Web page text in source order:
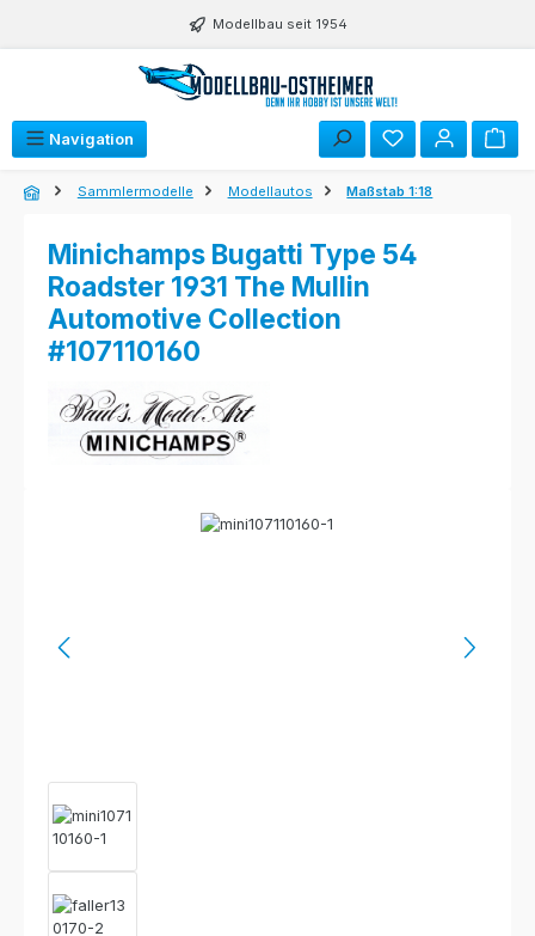
Zum Hauptinhalt springen Modellbau seit 1954
Navigation
Sammlermodelle Modellautos Maßstab 1:18
Minichamps Bugatti Type 54
Roadster 1931 The Mullin
Automotive Collection
#107110160
Bildergalerie überspringen